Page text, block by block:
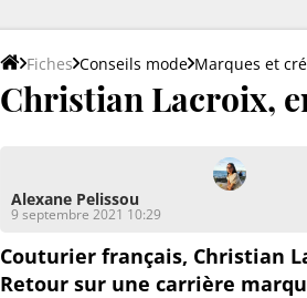
Fiches Conseils mode Marques et
Christian Lacroix,
Alexane Pelissou
9 septembre 2021 10:29
Couturier français, Christian
Retour sur une carrière